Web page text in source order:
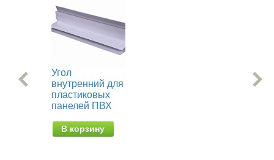
Угол
внутренний для
пластиковых
панелей ПВХ
В корзину